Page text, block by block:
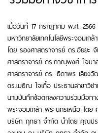
เมื่อวันที่ 17 กรกฎาคม พ.ศ.
มหาวิทยาลัยเทคโนโลยีพระจอมเ
โดย รองศาสตราจารย์ ดร.อัยย
ศาสตราจารย์ ดร.ภาณุพงศ์ ใจบ
ศาสตราจารย์ ดร. ธิดาพร เสียง
ดร.เมธิณ ใจเกื้อ ประธานสาขาวิช
นามบันทึกข้อตกลงความร่วมมือทา
พระจอมเกล้า พระนครเหนือ โด
บริษัท ฤทธา จำกัด นำโดย คุณป